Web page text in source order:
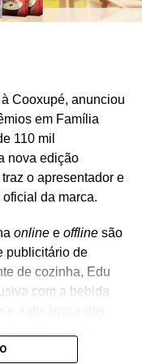
Cooxupé, anunciou
em Família
110 mil
nova edição
o apresentador e
da marca.
onlinee offlinesão
publicitário de
de cozinha, Edu
com a bebida
também precisa